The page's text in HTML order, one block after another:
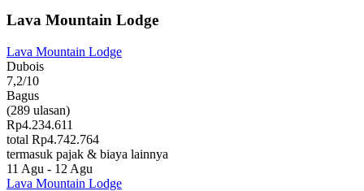
Lava Mountain Lodge
Lava Mountain Lodge
Dubois
7,2/10
Bagus
(289 ulasan)
Rp4.234.611
total Rp4.742.764
termasuk pajak & biaya lainnya
11 Agu - 12 Agu
Lava Mountain Lodge